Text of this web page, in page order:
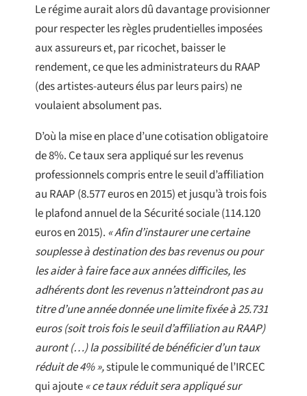
Le régime aurait alors dû davantage provisionner
pour respecter les règles prudentielles imposées
aux assureurs et, par ricochet, baisser le
rendement, ce que les administrateurs du RAAP
(des artistes-auteurs élus par leurs pairs) ne
voulaient absolument pas.
D’où la mise en place d’une cotisation obligatoire
de 8%. Ce taux sera appliqué sur les revenus
professionnels compris entre le seuil d’affiliation
au RAAP (8.577 euros en 2015) et jusqu’à trois fois
le plafond annuel de la Sécurité sociale (114.120
euros en 2015). « Afin d’instaurer une certaine
souplesse à destination des bas revenus ou pour
les aider à faire face aux années difficiles, les
adhérents dont les revenus n’atteindront pas au
titre d’une année donnée une limite fixée à 25.731
euros (soit trois fois le seuil d’affiliation au RAAP)
auront (…) la possibilité de bénéficier d’un taux
réduit de 4% »,stipule le communiqué de l’IRCEC
qui ajoute« ce taux réduit sera appliqué sur